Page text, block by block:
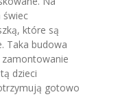
świec
które są
Taka budowa
dzieci
gotowo